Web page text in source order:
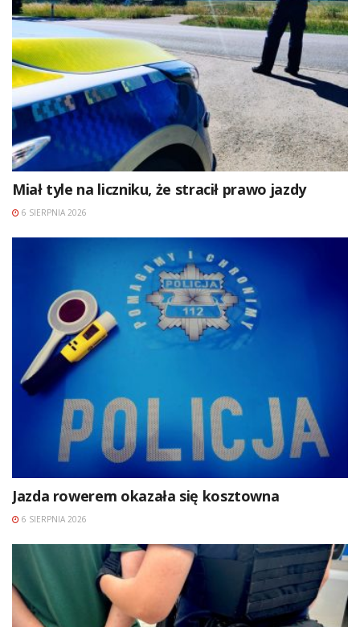
Miał tyle na liczniku, że stracił prawo jazdy
6 SIERPNIA 2026
Jazda rowerem okazała się kosztowna
6 SIERPNIA 2026